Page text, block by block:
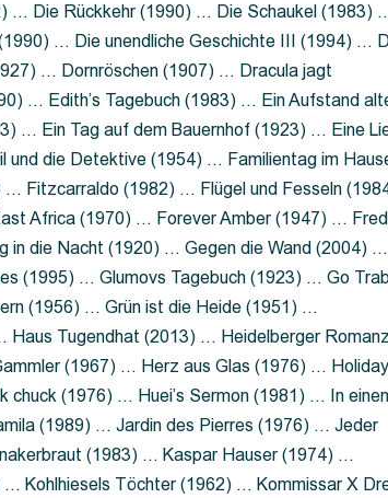
… Die Rückkehr (1990) … Die Schaukel (1983)
… Die unendliche Geschichte III (1994) …
… Dornröschen (1907) … Dracula jagt
… Edith’s Tagebuch (1983) … Ein Aufstand
… Ein Tag auf dem Bauernhof (1923) … Eine
die Detektive (1954) … Familientag im
Fitzcarraldo (1982) … Flügel und Fesseln
Africa (1970) … Forever Amber (1947) …
in die Nacht (1920) … Gegen die Wand (2004) …
(1995) … Glumovs Tagebuch (1923) … Go
(1956) … Grün ist die Heide (1951) …
Tugendhat (2013) … Heidelberger
(1967) … Herz aus Glas (1976) …
(1976) … Huei’s Sermon (1981) … In
(1989) … Jardin des Pierres (1976) … Jeder
(1983) … Kaspar Hauser (1974) …
Kohlhiesels Töchter (1962) … Kommissar X